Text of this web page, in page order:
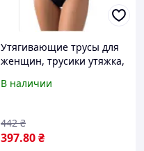
Утягивающие трусы для
женщин, трусики утяжка,
белье для похудения
В наличии
397.80₴
442 ₴